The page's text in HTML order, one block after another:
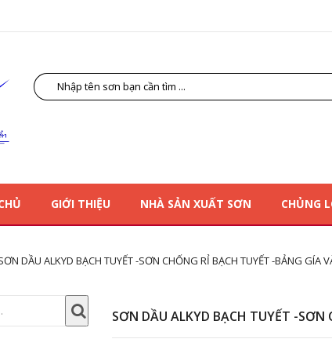
GIỚI THIỆU NHÀ SẢN XUẤT SƠN CHỦNG
DẦU ALKYD BẠCH TUYẾT -SƠN CHỐNG RỈ BẠCH TUYẾT -BẢNG GÍA
SƠN DẦU ALKYD BẠCH TUYẾT -